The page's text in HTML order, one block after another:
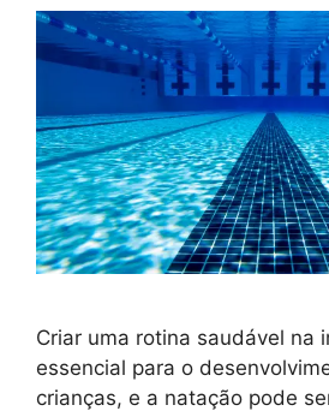
Criar uma rotina saudável na
essencial para o
crianças, e a natação pode